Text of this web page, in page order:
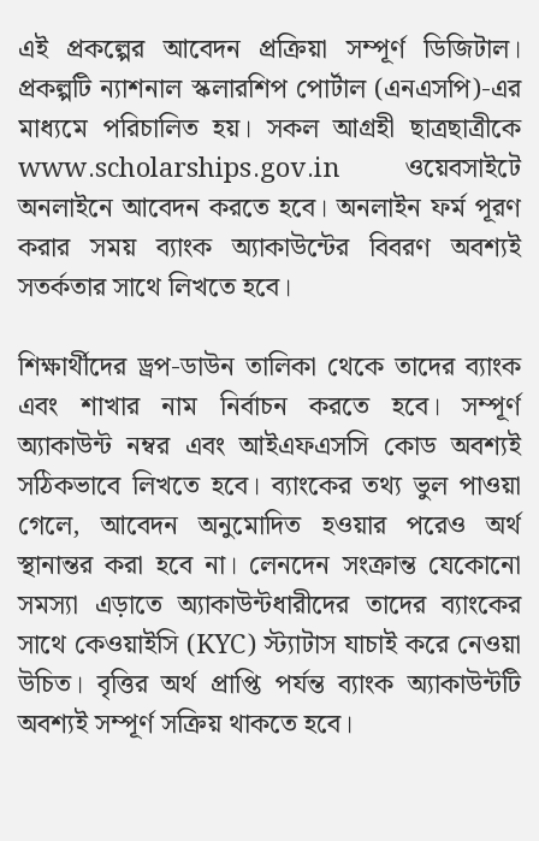
এই প্রকল্পের আবেদন প্রক্রিয়া সম্পূর্ণ ডিজিটাল।
প্রকল্পটি ন্যাশনাল স্কলারশিপ পোর্টাল (এনএসপি)-এর
মাধ্যমে পরিচালিত হয়। সকল আগ্রহী ছাত্রছাত্রীকে
www.scholarships.gov.in ওয়েবসাইটে
অনলাইনে আবেদন করতে হবে। অনলাইন ফর্ম পূরণ
করার সময় ব্যাংক অ্যাকাউন্টের বিবরণ অবশ্যই
সতর্কতার সাথে লিখতে হবে।
শিক্ষার্থীদের ড্রপ-ডাউন তালিকা থেকে তাদের ব্যাংক
এবং শাখার নাম নির্বাচন করতে হবে। সম্পূর্ণ
অ্যাকাউন্ট নম্বর এবং আইএফএসসি কোড অবশ্যই
সঠিকভাবে লিখতে হবে। ব্যাংকের তথ্য ভুল পাওয়া
গেলে, আবেদন অনুমোদিত হওয়ার পরেও অর্থ
স্থানান্তর করা হবে না। লেনদেন সংক্রান্ত যেকোনো
সমস্যা এড়াতে অ্যাকাউন্টধারীদের তাদের ব্যাংকের
সাথে কেওয়াইসি (KYC) স্ট্যাটাস যাচাই করে নেওয়া
উচিত। বৃত্তির অর্থ প্রাপ্তি পর্যন্ত ব্যাংক অ্যাকাউন্টটি
অবশ্যই সম্পূর্ণ সক্রিয় থাকতে হবে।